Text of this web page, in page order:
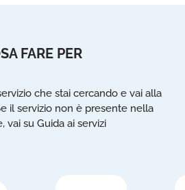
FARE PER
che stai cercando e vai alla
il servizio non è presente nella
vai su Guida ai servizi